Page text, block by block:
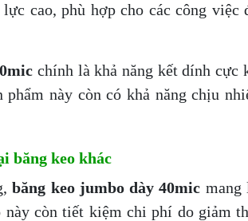
cao, phù hợp cho các công
chính là khả năng kết dính cực
này còn có khả năng chịu
băng keo khác
băng keo jumbo dày 40mic mang
còn tiết kiệm chi phí do giảm